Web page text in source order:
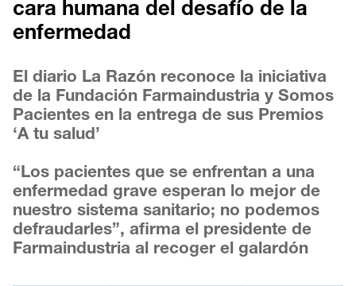
cara humana del desafío de la
enfermedad
El diario La Razón reconoce la iniciativa
de la Fundación Farmaindustria y Somos
Pacientes en la entrega de sus Premios
‘A tu salud’
“Los pacientes que se enfrentan a una
enfermedad grave esperan lo mejor de
nuestro sistema sanitario; no podemos
defraudarles”, afirma el presidente de
Farmaindustria al recoger el galardón